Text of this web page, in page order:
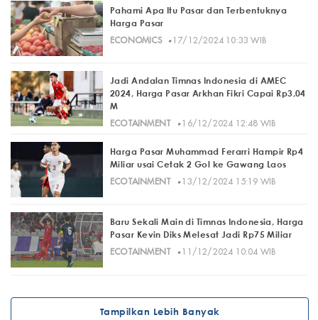
Pahami Apa Itu Pasar dan Terbentuknya
Harga Pasar
ECONOMICS· 17/12/2024 10:33 WIB
Jadi Andalan Timnas Indonesia di AMEC
2024, Harga Pasar Arkhan Fikri Capai Rp3,04
M
ECOTAINMENT
· 16/12/2024 12:48 WIB
Harga Pasar Muhammad Ferarri Hampir Rp4
Miliar usai Cetak 2 Gol ke Gawang Laos
ECOTAINMENT
· 13/12/2024 15:19 WIB
Baru Sekali Main di Timnas Indonesia, Harga
Pasar Kevin Diks Melesat Jadi Rp75 Miliar
ECOTAINMENT
· 11/12/2024 10:04 WIB
Tampilkan Lebih Banyak